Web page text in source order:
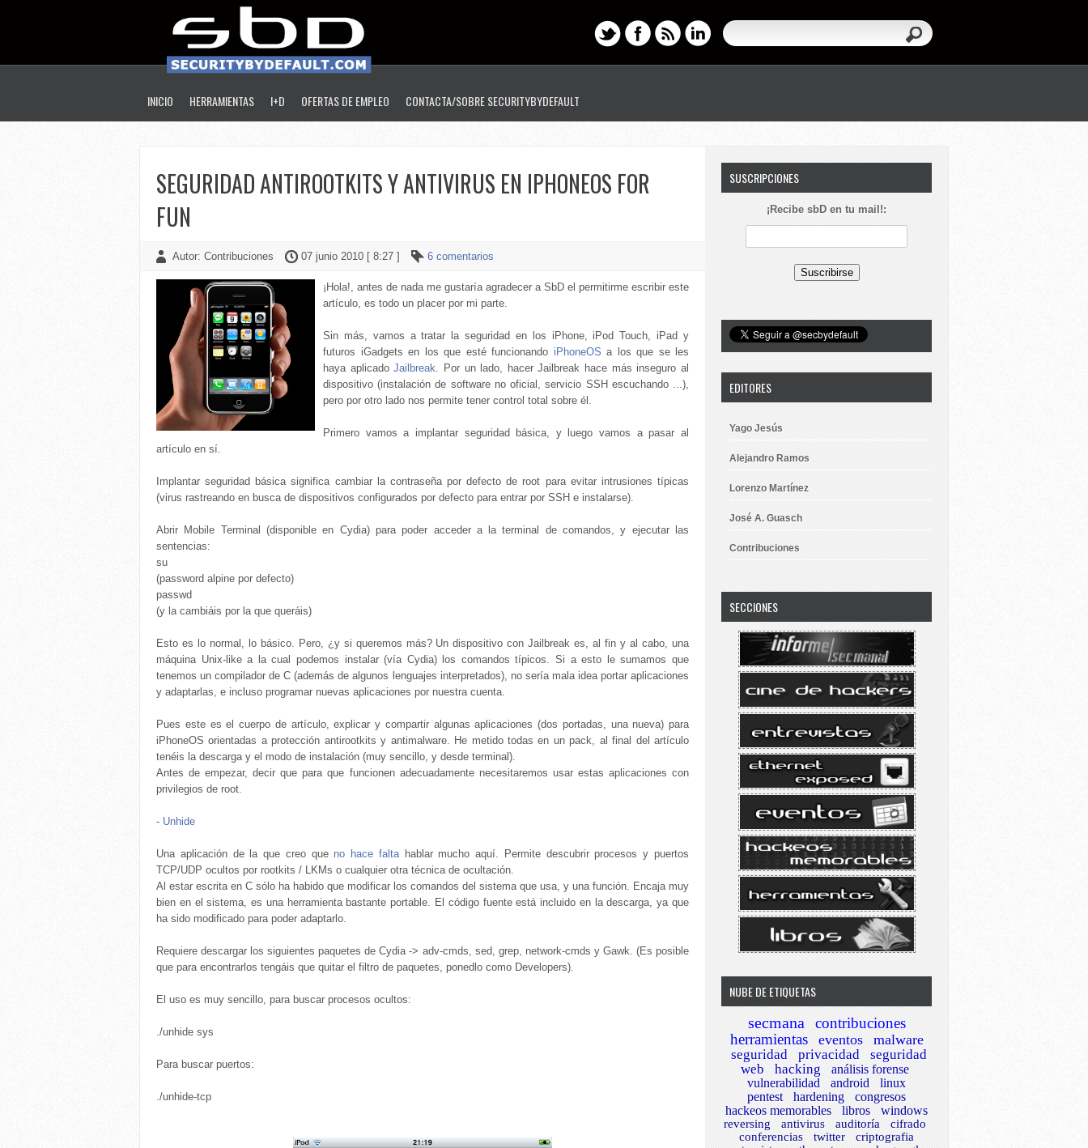
INICIO HERRAMIENTAS I+D OFERTAS DE EMPLEO CONTACTA/SOBRE SECURITYBYDEFAULT
SEGURIDAD ANTIROOTKITS Y ANTIVIRUS EN IPHONEOS FOR
FUN
Autor: Contribuciones 07 junio 2010 [ 8:27 ] 6 comentarios
¡Hola!, antes de nada me gustaría agradecer a SbD el permitirme escribir este
artículo, es todo un placer por mi parte.
Sin más, vamos a tratar la seguridad en los iPhone, iPod Touch, iPad y
futuros iGadgets en los que esté funcionando iPhoneOS a los que se les
haya aplicadoJailbreak. Por un lado, hacer Jailbreak hace más inseguro al
dispositivo (instalación de software no oficial, servicio SSH escuchando ...),
pero por otro lado nos permite tener control total sobre él.
Primero vamos a implantar seguridad básica, y luego vamos a pasar al
artículo en sí.
Implantar seguridad básica significa cambiar la contraseña por defecto de root para evitar intrusiones típicas
(virus rastreando en busca de dispositivos configurados por defecto para entrar por SSH e instalarse).
Abrir Mobile Terminal (disponible en Cydia) para poder acceder a la terminal de comandos, y ejecutar las
sentencias:
su
(password alpine por defecto)
passwd
(y la cambiáis por la que queráis)
Esto es lo normal, lo básico. Pero, ¿y si queremos más? Un dispositivo con Jailbreak es, al fin y al cabo, una
máquina Unix-like a la cual podemos instalar (vía Cydia) los comandos típicos. Si a esto le sumamos que
tenemos un compilador de C (además de algunos lenguajes interpretados), no sería mala idea portar aplicaciones
y adaptarlas, e incluso programar nuevas aplicaciones por nuestra cuenta.
Pues este es el cuerpo de artículo, explicar y compartir algunas aplicaciones (dos portadas, una nueva) para
iPhoneOS orientadas a protección antirootkits y antimalware. He metido todas en un pack, al final del artículo
tenéis la descarga y el modo de instalación (muy sencillo, y desde terminal).
Antes de empezar, decir que para que funcionen adecuadamente necesitaremos usar estas aplicaciones con
privilegios de root.
- Unhide
Una aplicación de la que creo que no hace faltahablar mucho aquí. Permite descubrir procesos y puertos
TCP/UDP ocultos por rootkits / LKMs o cualquier otra técnica de ocultación.
Al estar escrita en C sólo ha habido que modificar los comandos del sistema que usa, y una función. Encaja muy
bien en el sistema, es una herramienta bastante portable. El código fuente está incluido en la descarga, ya que
ha sido modificado para poder adaptarlo.
Requiere descargar los siguientes paquetes de Cydia -> adv-cmds, sed, grep, network-cmds y Gawk. (Es posible
que para encontrarlos tengáis que quitar el filtro de paquetes, ponedlo como Developers).
El uso es muy sencillo, para buscar procesos ocultos:
./unhide sys
Para buscar puertos:
./unhide-tcp
SUSCRIPCIONES
¡Recibe sbD en tu mail!:
EDITORES
Yago Jesús
Alejandro Ramos
Lorenzo Martínez
José A. Guasch
Contribuciones
SECCIONES
NUBE DE ETIQUETAS
secmana
contribuciones
herramientas
eventos malware
seguridad privacidad
seguridad
web
hacking
análisis forense
vulnerabilidad
android
linux
pentest
hardening
congresos
hackeos memorables
libros windows
reversing antivirus auditoría
cifrado
conferencias
twitter
criptografia